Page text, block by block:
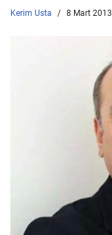
Kerim Usta 8 Mart 2013